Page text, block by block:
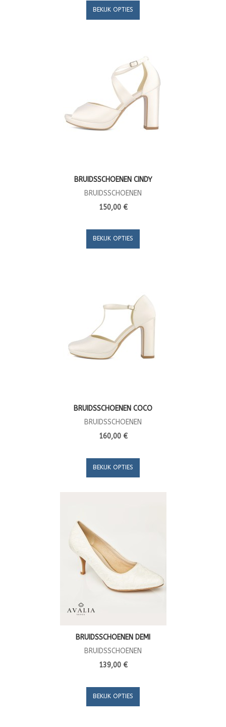
BEKIJK OPTIES
BRUIDSSCHOENEN CINDY
BRUIDSSCHOENEN
150,00 €
BEKIJK OPTIES
BRUIDSSCHOENEN COCO
BRUIDSSCHOENEN
160,00 €
BEKIJK OPTIES
BRUIDSSCHOENEN DEMI
BRUIDSSCHOENEN
139,00 €
BEKIJK OPTIES